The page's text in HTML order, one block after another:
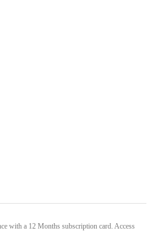
with a 12 Months subscription card. Access